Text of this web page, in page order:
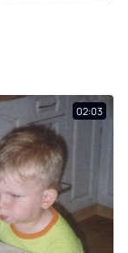
02:03